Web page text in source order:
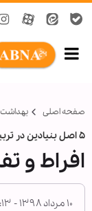
صفحه اصلی بهداشت
۵ اصل بنیادین در تربیت اسلامی؛
افراط و
۱۰ مرداد ۱۳۹۸ - ۰۵:۱۳